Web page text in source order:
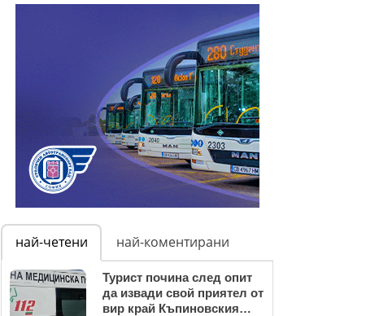
най-четени най-коментирани
Турист почина след опит
да извади свой приятел от
вир край Къпиновския